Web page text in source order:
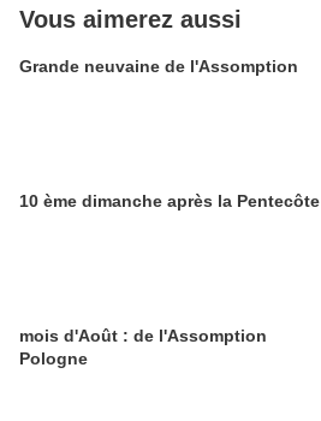
Vous aimerez aussi
Grande neuvaine de l'Assomption
10 ème dimanche après la Pentecôte
mois d'Août : de l'Assomption
Pologne